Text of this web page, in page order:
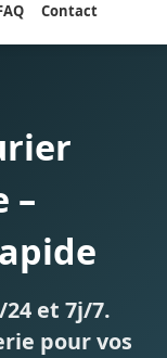
Contact
–
et 7j/7.
pour vos